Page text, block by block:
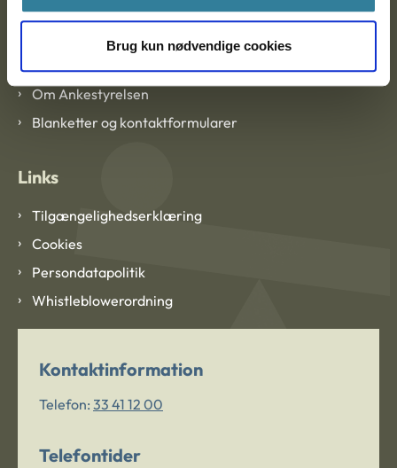
Brug kun nødvendige cookies
Om Ankestyrelsen
Om Ankestyrelsen
Blanketter og kontaktformularer
Links
Tilgængelighedserklæring
Cookies
Persondatapolitik
Whistleblowerordning
Kontaktinformation
Telefon: 33 41 12 00
Telefontider